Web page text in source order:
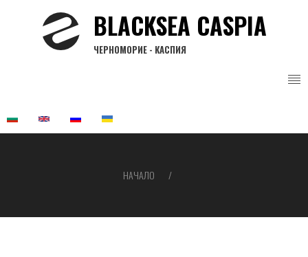
BLACKSEA CASPIA
ЧЕРНОМОРИЕ - КАСПИЯ
НАЧАЛО